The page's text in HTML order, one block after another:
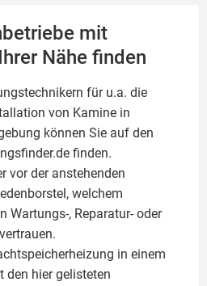
mit
Nähe finden
für u.a. die
von Kamine in
können Sie auf den
finden.
vor der anstehenden
welchem
Wartungs-, Reparatur- oder
in einem
den hier gelisteten